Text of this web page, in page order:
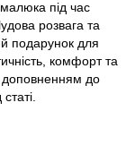
під час
розвага та
подарунок для
комфорт та
доповненням до